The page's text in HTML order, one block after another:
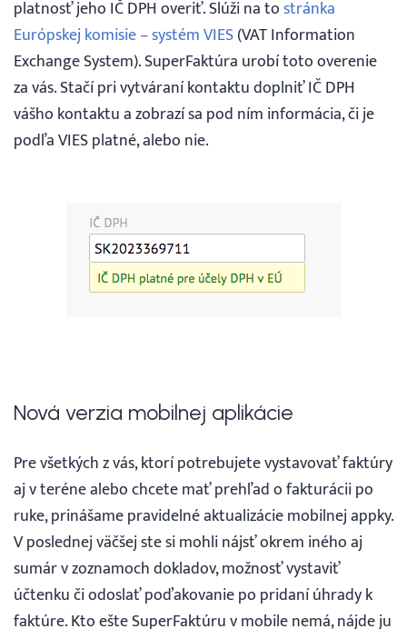
platnosť jeho IČ DPH overiť. Slúži na tostránka
Európskej komisie – systém VIES(VAT Information
Exchange System). SuperFaktúra urobí toto overenie
za vás. Stačí pri vytváraní kontaktu doplniť IČ DPH
vášho kontaktu a zobrazí sa pod ním informácia, či je
podľa VIES platné, alebo nie.
Nová verzia mobilnej aplikácie
Pre všetkých z vás, ktorí potrebujete vystavovať faktúry
aj v teréne alebo chcete mať prehľad o fakturácii po
ruke, prinášame pravidelné aktualizácie mobilnej appky.
V poslednej väčšej ste si mohli nájsť okrem iného aj
sumár v zoznamoch dokladov, možnosť vystaviť
účtenku či odoslať poďakovanie po pridaní úhrady k
faktúre. Kto ešte SuperFaktúru v mobile nemá, nájde ju